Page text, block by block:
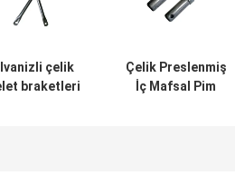
çelik
braketleri
Çelik Preslenmiş
İç Mafsal Pim